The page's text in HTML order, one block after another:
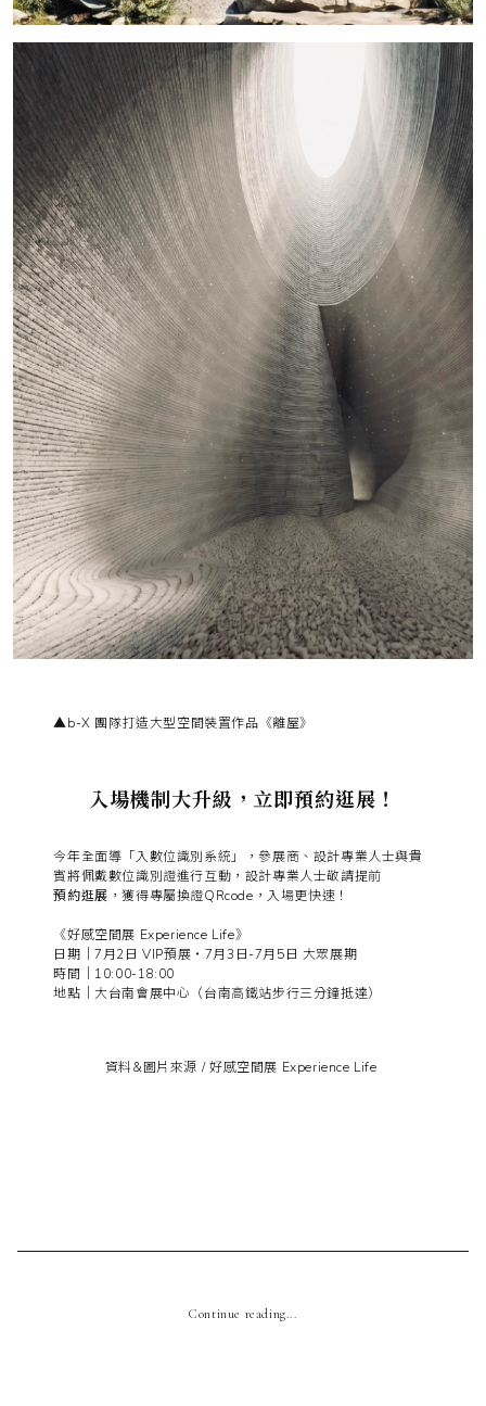
▲b-X 團隊打造大型空間裝置作品《離屋》
入場機制大升級，立即預約逛展！
今年全面導「入數位識別系統」，參展商、設計專業人士與貴
賓將佩戴數位識別證進行互動，設計專業人士敬請提前
預約逛展 ，獲得專屬換證QRcode，入場更快速！
《好感空間展 Experience Life》
日期｜7月2日 VIP預展・7月3日-7月5日 大眾展期
時間｜10:00-18:00
地點｜大台南會展中心（台南高鐵站步行三分鐘抵達）
資料&圖片來源 /好感空間展 Experience Life
Continue reading...